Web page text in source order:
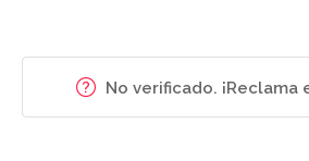
No verificado. ¡Reclama